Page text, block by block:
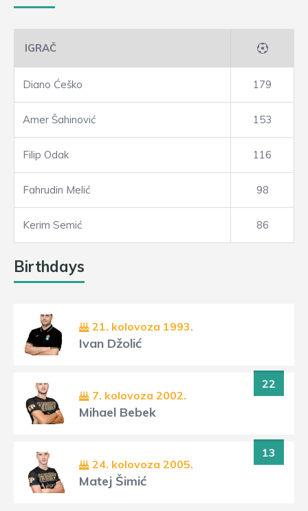
IGRAČ
Diano Ćeško 179
Amer Šahinović 153
Filip Odak 116
Fahrudin Melić 98
Kerim Semić 86
Birthdays
21. kolovoza 1993.
Ivan Džolić
22
7. kolovoza 2002.
Mihael Bebek
13
24. kolovoza 2005.
Matej Šimić